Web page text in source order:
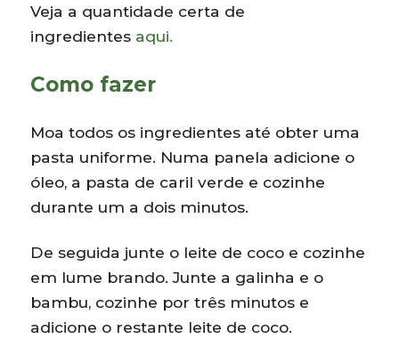
Veja a quantidade certa de
ingredientes aqui.
Como fazer
Moa todos os ingredientes até obter uma
pasta uniforme. Numa panela adicione o
óleo, a pasta de caril verde e cozinhe
durante um a dois minutos.
De seguida junte o leite de coco e cozinhe
em lume brando. Junte a galinha e o
bambu, cozinhe por três minutos e
adicione o restante leite de coco.